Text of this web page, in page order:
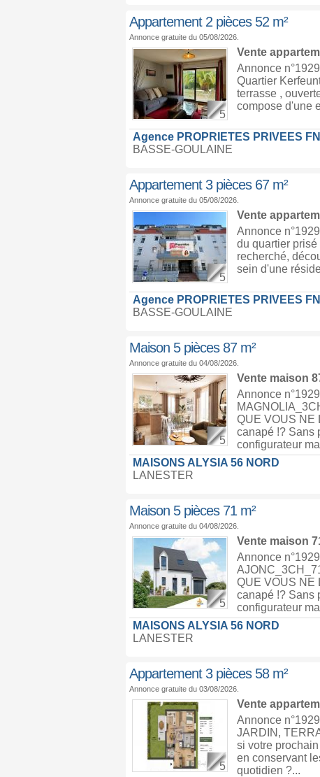
Appartement 2 pièces 52 m²
Annonce gratuite du 05/08/2026.
5
Vente
Annonce
Quartier
terrasse ,
compose d'une
Agence PROPRIETES PRIVEES
BASSE-GOULAINE
Appartement 3 pièces 67 m²
Annonce gratuite du 05/08/2026.
5
Vente
Annonce
du quartier
recherché,
sein d'une
Agence PROPRIETES PRIVEES
BASSE-GOULAINE
Maison 5 pièces 87 m²
Annonce gratuite du 04/08/2026.
5
Vente maison
Annonce
QUE VOUS NE
canapé !? Sans
configurateur
MAISONS ALYSIA 56 NORD
LANESTER
Maison 5 pièces 71 m²
Annonce gratuite du 04/08/2026.
5
Vente maison
Annonce
QUE VOUS NE
canapé !? Sans
configurateur
MAISONS ALYSIA 56 NORD
LANESTER
Appartement 3 pièces 58 m²
Annonce gratuite du 03/08/2026.
5
Vente
Annonce
JARDIN,
si votre
en conservant
quotidien ?...